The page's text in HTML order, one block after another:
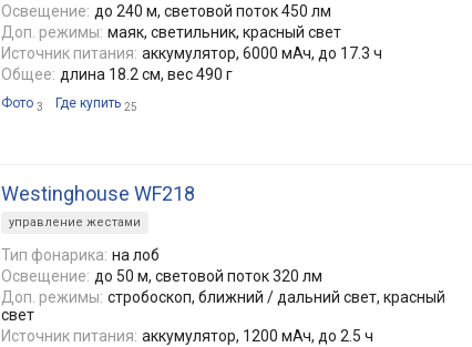
Освещение: до 240 м, световой поток 450 лм
Доп. режимы: маяк, светильник, красный свет
Источник питания: аккумулятор, 6000 мАч, до 17.3 ч
Общее: длина 18.2 см, вес 490 г
Фото 3 Где купить 25
Westinghouse WF218
управление жестами
Тип фонарика: на лоб
Освещение: до 50 м, световой поток 320 лм
Доп. режимы: стробоскоп, ближний / дальний свет, красный
свет
Источник питания: аккумулятор, 1200 мАч, до 2.5 ч